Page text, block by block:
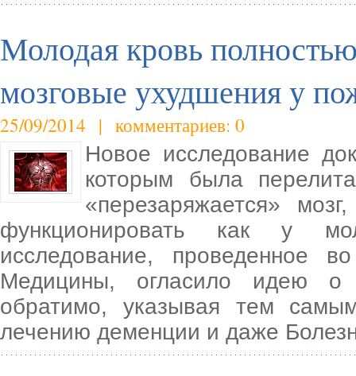
Молодая кровь
мозговые ухудшения у
25/09/2014 | комментариев: 0
Новое исследование
которым была
«перезаряжается»
функционировать как у
исследование, проведенное
Медицины, огласило идею о
обратимо, указывая тем
лечению деменции и даже